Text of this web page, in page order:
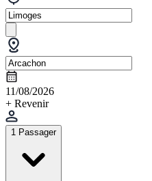
11/08/2026
+ Revenir
1 Passager